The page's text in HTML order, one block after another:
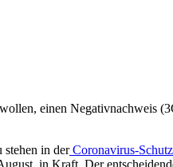
einen Negativnachweis
stehen in derCoronavirus-
in Kraft. Der